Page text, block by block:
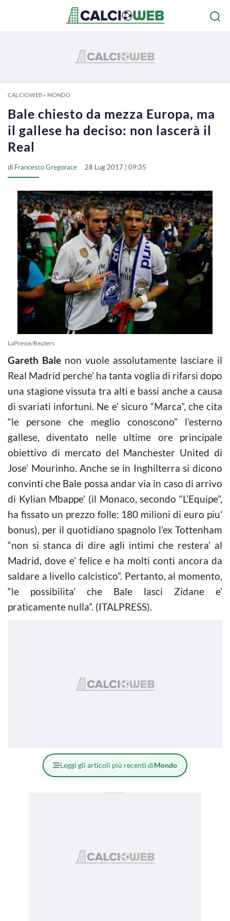
CALCIOWEB» MONDO
Bale chiesto da mezza Europa, ma
il gallese ha deciso: non lascerà il
Real
di Francesco Gregorace 28 Lug 2017 | 09:35
LaPresse/Reuters
Gareth Bale non vuole assolutamente lasciare il
Real Madrid perche’ ha tanta voglia di rifarsi dopo
una stagione vissuta tra alti e bassi anche a causa
di svariati infortuni. Ne e’ sicuro “Marca”, che cita
“le persone che meglio conoscono” l’esterno
gallese, diventato nelle ultime ore principale
obiettivo di mercato del Manchester United di
Jose’ Mourinho. Anche se in Inghilterra si dicono
convinti che Bale possa andar via in caso di arrivo
di Kylian Mbappe’ (il Monaco, secondo “L’Equipe”,
ha fissato un prezzo folle: 180 milioni di euro piu’
bonus), per il quotidiano spagnolo l’ex Tottenham
“non si stanca di dire agli intimi che restera’ al
Madrid, dove e’ felice e ha molti conti ancora da
saldare a livello calcistico”. Pertanto, al momento,
“le possibilita’ che Bale lasci Zidane e’
praticamente nulla”. (ITALPRESS).
Leggi gli articoli più recenti diMondo